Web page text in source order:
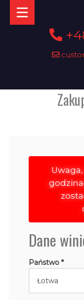
Dane
Państwo *